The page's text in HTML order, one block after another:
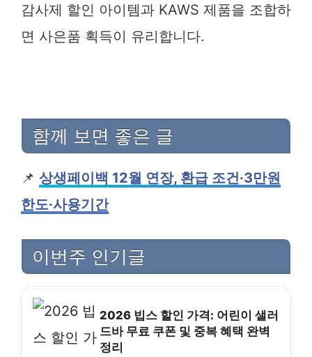
감사제 할인 아이템과 KAWS 제품을 조합하
면 사은품 획득이 유리합니다.
함께 보면 좋은 글
📌 상생페이백 12월 연장, 환급 조건·3만원
한도·사용기간
이번주 인기글
2026 빕스 할인 가격: 어린이 샐러
드바 무료 쿠폰 및 중복 혜택 완벽
정리